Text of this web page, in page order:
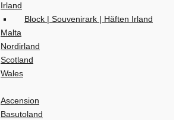
Irland
Block | Souvenirark | Häften Irland
Malta
Nordirland
Scotland
Wales
Ascension
Basutoland